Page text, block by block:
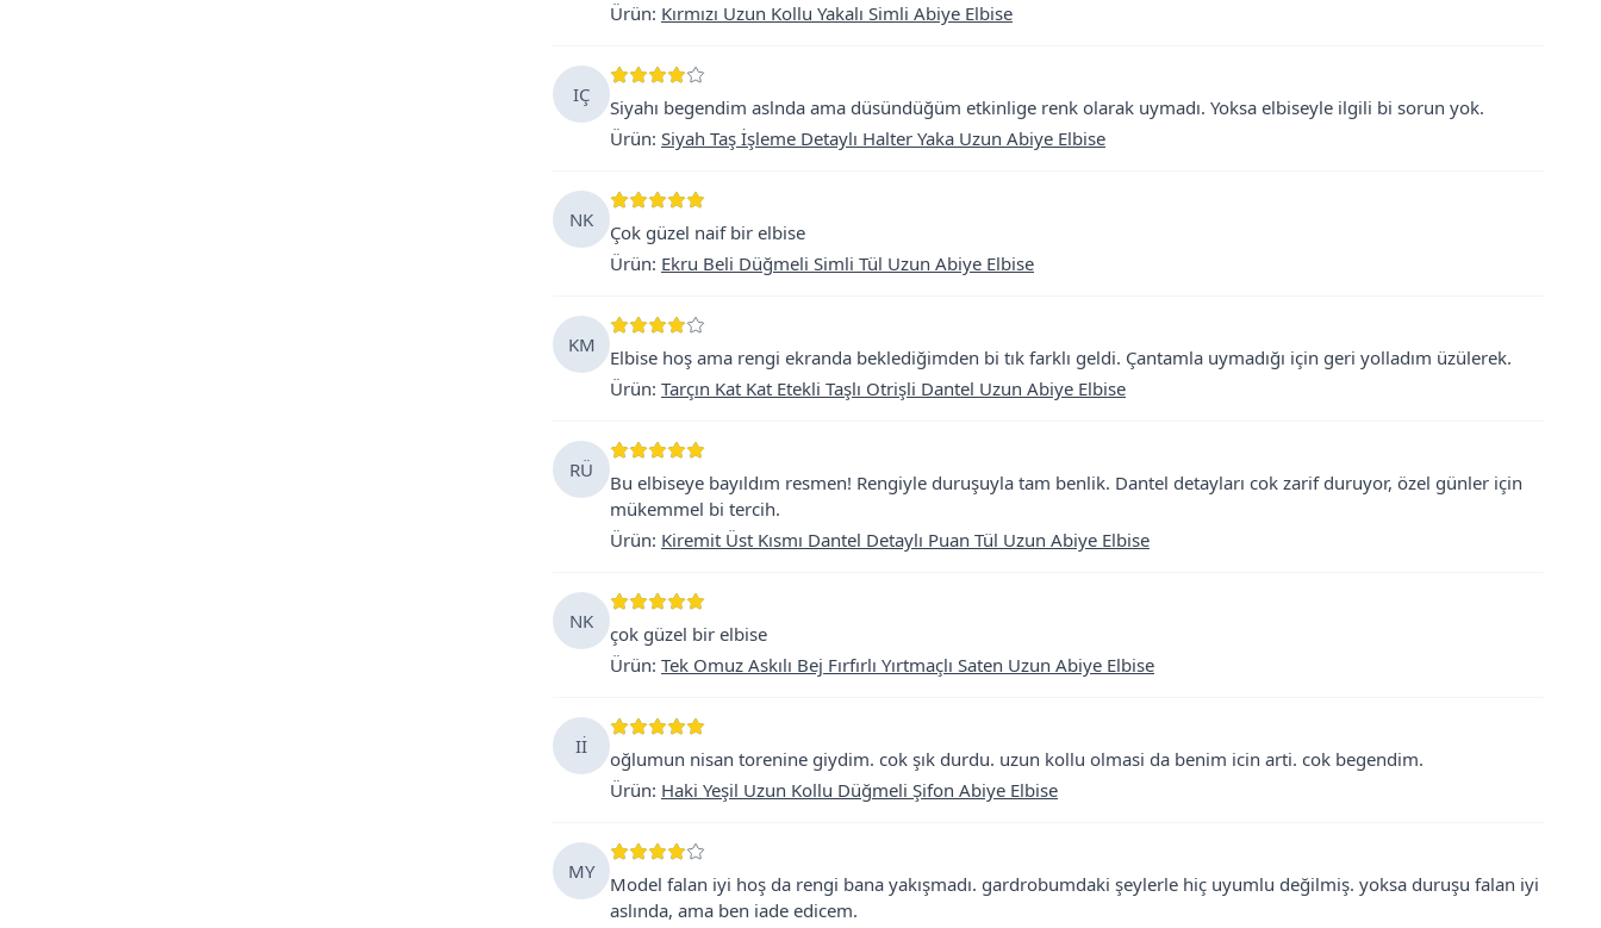
Ürün: Kırmızı Uzun Kollu Yakalı Simli Abiye Elbise
IÇ
Siyahı begendim aslnda ama düsündüğüm etkinlige renk olarak uymadı. Yoksa elbiseyle ilgili bi sorun yok.
Ürün: Siyah Taş İşleme Detaylı Halter Yaka Uzun Abiye Elbise
NK
Çok güzel naif bir elbise
Ürün: Ekru Beli Düğmeli Simli Tül Uzun Abiye Elbise
KM
Elbise hoş ama rengi ekranda beklediğimden bi tık farklı geldi. Çantamla uymadığı için geri yolladım üzülerek.
Ürün: Tarçın Kat Kat Etekli Taşlı Otrişli Dantel Uzun Abiye Elbise
RÜ
Bu elbiseye bayıldım resmen! Rengiyle duruşuyla tam benlik. Dantel detayları cok zarif duruyor, özel günler için
mükemmel bi tercih.
Ürün: Kiremit Üst Kısmı Dantel Detaylı Puan Tül Uzun Abiye Elbise
NK
çok güzel bir elbise
Ürün: Tek Omuz Askılı Bej Fırfırlı Yırtmaçlı Saten Uzun Abiye Elbise
Iİ
oğlumun nisan torenine giydim. cok şık durdu. uzun kollu olmasi da benim icin arti. cok begendim.
Ürün: Haki Yeşil Uzun Kollu Düğmeli Şifon Abiye Elbise
MY
Model falan iyi hoş da rengi bana yakışmadı. gardrobumdaki şeylerle hiç uyumlu değilmiş. yoksa duruşu falan iyi
aslında, ama ben iade edicem.